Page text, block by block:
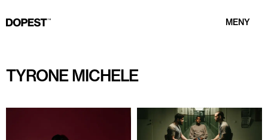
MENY
TYRONE MICHELE